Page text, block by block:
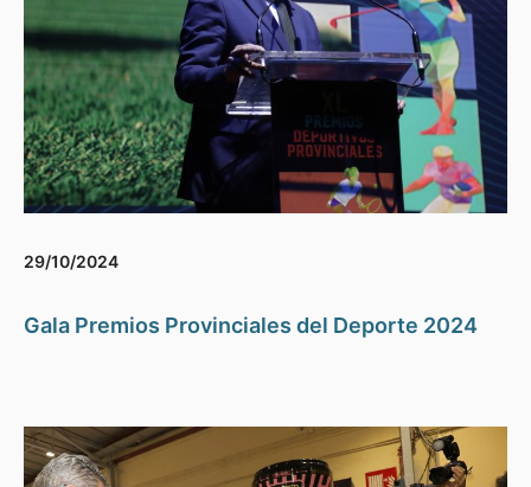
29/10/2024
Gala Premios Provinciales del Deporte 2024